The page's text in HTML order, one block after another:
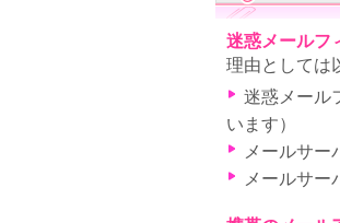
迷惑メールフ
理由としては
迷惑メール
います）
メールサー
メールサー